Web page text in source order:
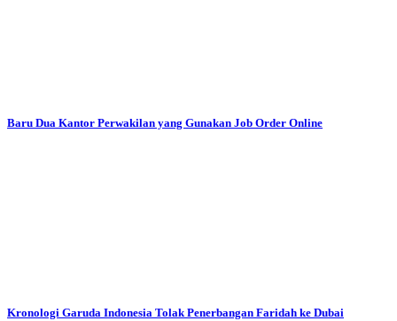
Baru Dua Kantor Perwakilan yang Gunakan Job Order Online
Kronologi Garuda Indonesia Tolak Penerbangan Faridah ke Dubai